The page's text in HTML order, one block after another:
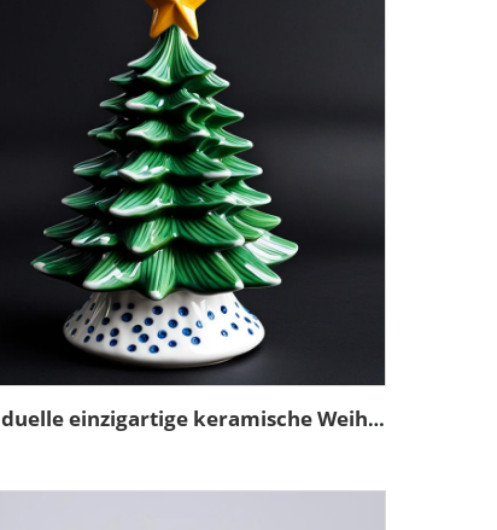
Individuelle einzigartige keramische Weihnachtsbaum-Figur-Schmuck-Geschenke